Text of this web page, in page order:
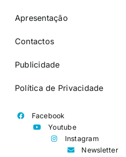
Apresentação
Contactos
Publicidade
Política de Privacidade
Facebook
Youtube
Instagram
Newsletter